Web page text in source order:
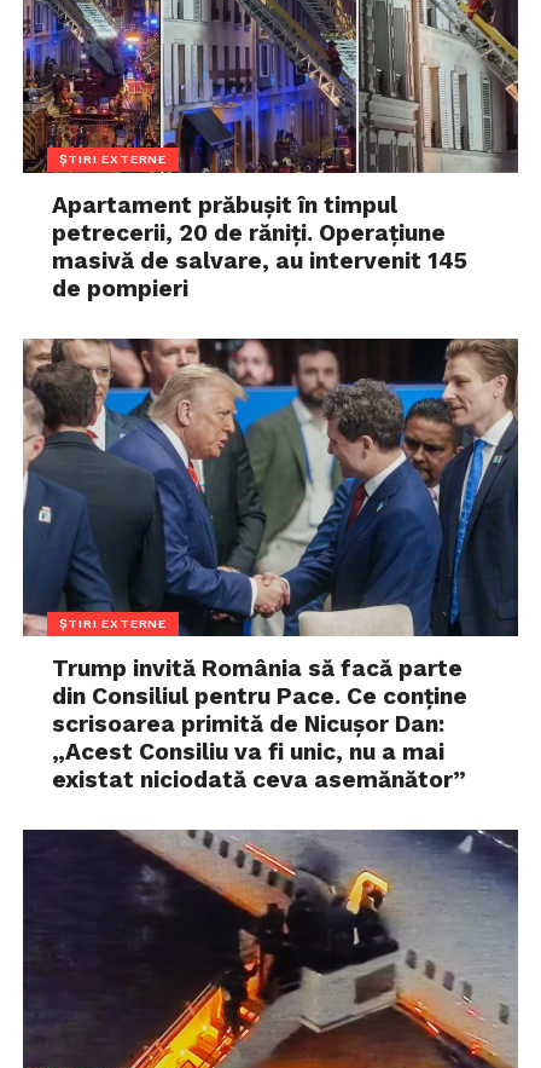
ȘTIRI EXTERNE
Apartament prăbușit în timpul
petrecerii, 20 de răniți. Operațiune
masivă de salvare, au intervenit 145
de pompieri
ȘTIRI EXTERNE
Trump invită România să facă parte
din Consiliul pentru Pace. Ce conține
scrisoarea primită de Nicușor Dan:
„Acest Consiliu va fi unic, nu a mai
existat niciodată ceva asemănător”